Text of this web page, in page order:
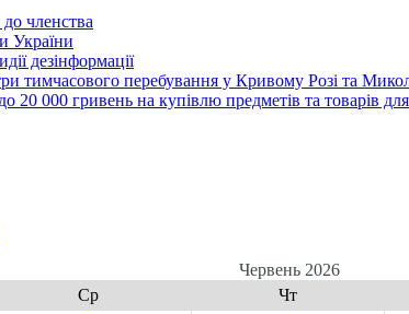
членства
України
дезінформації
тимчасового перебування у Кривому Розі та
000 гривень на купівлю предметів та товарів
Червень 2026
Ср Чт